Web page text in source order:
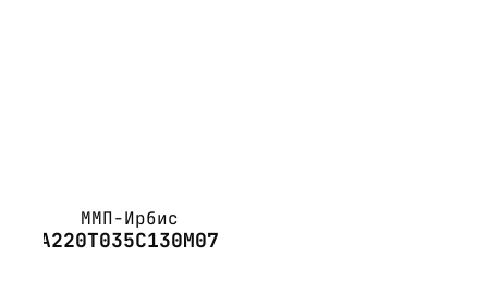
ММП-Ирбис
А220Т035С130М07